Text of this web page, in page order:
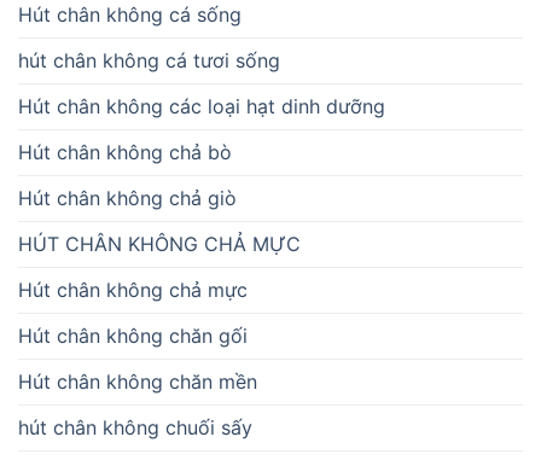
Hút chân không cá sống
hút chân không cá tươi sống
Hút chân không các loại hạt dinh dưỡng
Hút chân không chả bò
Hút chân không chả giò
HÚT CHÂN KHÔNG CHẢ MỰC
Hút chân không chả mực
Hút chân không chăn gối
Hút chân không chăn mền
hút chân không chuối sấy